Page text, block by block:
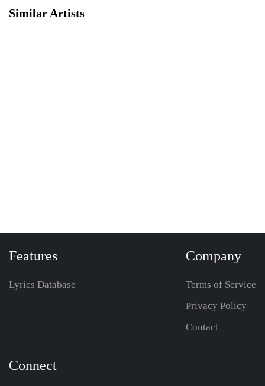
Similar Artists
Features
Lyrics Database
Company
Terms of Service
Privacy Policy
Contact
Connect